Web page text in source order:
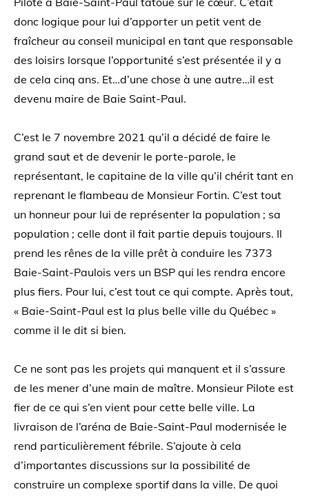
donc logique pour lui d’apporter un petit vent de
fraîcheur au conseil municipal en tant que responsable
des loisirs lorsque l’opportunité s’est présentée il y a
de cela cinq ans. Et…d’une chose à une autre…il est
devenu maire de Baie Saint-Paul.
C’est le 7 novembre 2021 qu’il a décidé de faire le
grand saut et de devenir le porte-parole, le
représentant, le capitaine de la ville qu’il chérit tant en
reprenant le flambeau de Monsieur Fortin. C’est tout
un honneur pour lui de représenter la population ; sa
population ; celle dont il fait partie depuis toujours. Il
prend les rênes de la ville prêt à conduire les 7373
Baie-Saint-Paulois vers un BSP qui les rendra encore
plus fiers. Pour lui, c’est tout ce qui compte. Après tout,
« Baie-Saint-Paul est la plus belle ville du Québec »
comme il le dit si bien.
Ce ne sont pas les projets qui manquent et il s’assure
de les mener d’une main de maître. Monsieur Pilote est
fier de ce qui s’en vient pour cette belle ville. La
livraison de l’aréna de Baie-Saint-Paul modernisée le
rend particulièrement fébrile. S’ajoute à cela
d’importantes discussions sur la possibilité de
construire un complexe sportif dans la ville. De quoi